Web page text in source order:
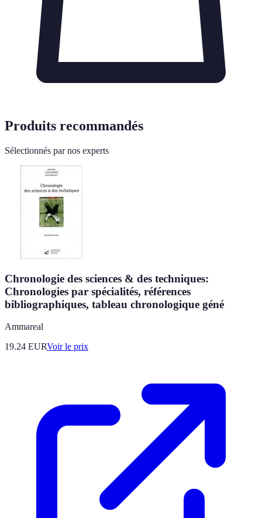
Produits recommandés
Sélectionnés par nos experts
Chronologie des sciences & des techniques:
Chronologies par spécialités, références
bibliographiques, tableau chronologique géné
Ammareal
19.24 EURVoir le prix